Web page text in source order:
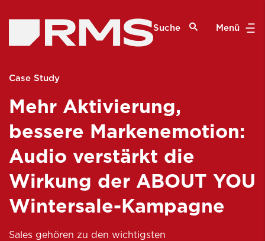
Suche Menü
Case Study
Mehr Aktivierung,
bessere Markenemotion:
Audio verstärkt die
Wirkung der ABOUT YOU
Wintersale-Kampagne
Sales gehören zu den wichtigsten